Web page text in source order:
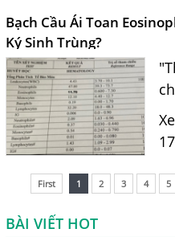
Bạch Cầu Ái Toan
Ký Sinh Trùng?
First 1 2 3 4 5
BÀI VIẾT HOT
Những Điều Cần Biết Về
Chẩn Đoán Và Điều Trị
Bệnh Sán Chó Dấu Hiệu
Sán Chó
Trị Bệnh Sán Chó Có Khỏi
TRIỆU CHỨNG GIUN SÁN
Khi Trẻ Bị Dị Ứng Da Cần
Nhân Dị Ứng Da
Điều trị bệnh sán lá gan ở